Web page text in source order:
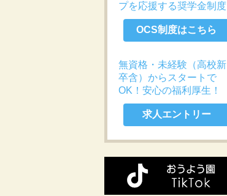
プを応援する奨学金制度
OCS制度はこちら
無資格・未経験（高校新
卒含）からスタートで
OK！安心の福利厚生！
求人エントリー